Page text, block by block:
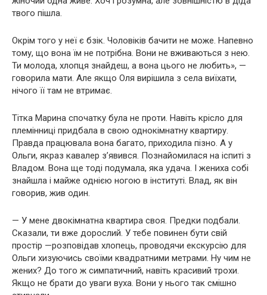
твого пішла.
Окрім того у неї є бзік. Чоловіків бачити не може. Напевно
тому, що вона їм не потрібна. Вони не вживаються з нею.
Ти молода, хлопця знайдеш, а вона цього не любить», —
говорила мати. Але якщо Оля вирішила з села виїхати,
нічого її там не втримає.
Тітка Марина спочатку була не проти. Навіть крісло для
племінниці придбала в свою однокімнатну квартиру.
Правда працювала вона багато, приходила пізно. А у
Ольги, якраз кавалер з’явився. Познайомилася на іспиті з
Владом. Вона ще тоді подумала, яка удача. І жениха собі
знайшла і майже однією ногою в інституті. Влад, як він
говорив, жив один.
— У мене двокімнатна квартира своя. Предки подбали.
Сказали, ти вже дорослий. У тебе повинен бути свій
простір —розповідав хлопець, проводячи екскурсію для
Ольги хизуючись своїми квадратними метрами. Ну чим не
жених? До того ж симпатичний, навіть красивий трохи.
Якщо не брати до уваги вуха. Вони у нього так смішно